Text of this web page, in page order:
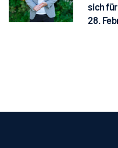
sich
28.